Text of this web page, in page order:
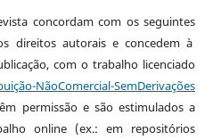
concordam com os seguintes
direitos autorais e concedem à
com o trabalho licenciado
NãoComercial-SemDerivações
permissão e são estimulados a
online (ex.: em repositórios